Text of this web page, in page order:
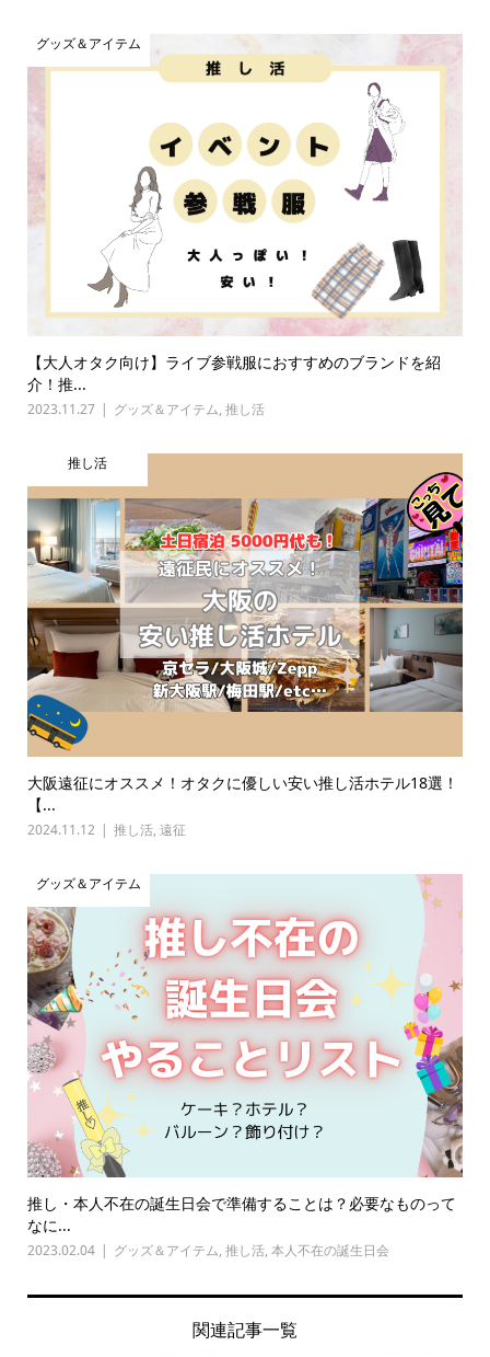
グッズ＆アイテム
【大人オタク向け】ライブ参戦服におすすめのブランドを紹
介！推...
2023.11.27 グッズ＆アイテム, 推し活
推し活
大阪遠征にオススメ！オタクに優しい安い推し活ホテル18選！
【...
2024.11.12 推し活, 遠征
グッズ＆アイテム
推し・本人不在の誕生日会で準備することは？必要なものって
なに...
2023.02.04 グッズ＆アイテム, 推し活, 本人不在の誕生日会
関連記事一覧